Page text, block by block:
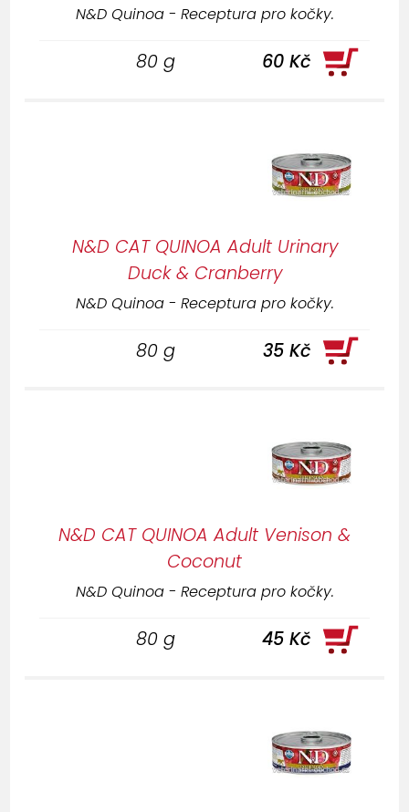
N&D Quinoa - Receptura pro kočky.
80 g 60 Kč
N&D CAT QUINOA Adult Urinary
Duck & Cranberry
N&D Quinoa - Receptura pro kočky.
80 g 35 Kč
N&D CAT QUINOA Adult Venison &
Coconut
N&D Quinoa - Receptura pro kočky.
80 g 45 Kč